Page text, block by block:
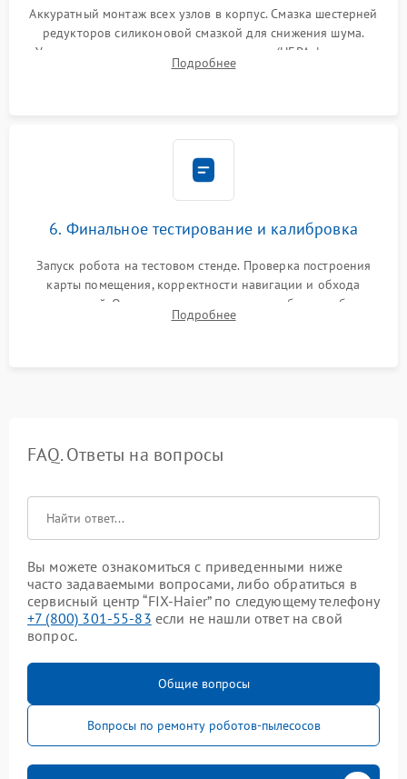
Аккуратный монтаж всех узлов в корпус. Смазка шестерней
редукторов силиконовой смазкой для снижения шума.
Установка новых расходных материалов (HEPA-фильтров,
микрофибры, щеток). Надежная фиксация разъемов и
Подробнее
6. Финальное тестирование и калибровка
Запуск робота на тестовом стенде. Проверка построения
карты помещения, корректности навигации и обхода
препятствий. Оценка силы всасывания и работы турбины.
Тестирование автоматического возврата на док-станцию и
Подробнее
FAQ. Ответы на вопросы
Вы можете ознакомиться с приведенными ниже
часто задаваемыми вопросами, либо обратиться в
сервисный центр “FIX-Haier” по следующему телефону
+7 (800) 301-55-83 если не нашли ответ на свой
вопрос.
Общие вопросы
Вопросы по ремонту роботов-пылесосов